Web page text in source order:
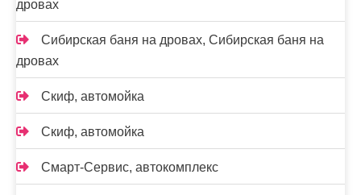
дровах
Сибирская баня на дровах, Сибирская баня на
дровах
Скиф, автомойка
Скиф, автомойка
Смарт-Сервис, автокомплекс